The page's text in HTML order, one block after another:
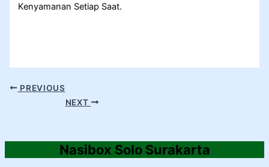
Kenyamanan Setiap Saat.
PREVIOUS
NEXT
Nasibox Solo Surakarta